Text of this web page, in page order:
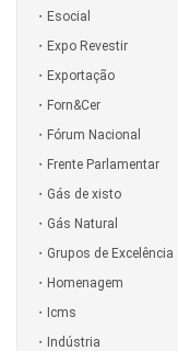
Esocial
Expo Revestir
Exportação
Forn&Cer
Fórum Nacional
Frente Parlamentar
Gás de xisto
Gás Natural
Grupos de Excelência
Homenagem
Icms
Indústria